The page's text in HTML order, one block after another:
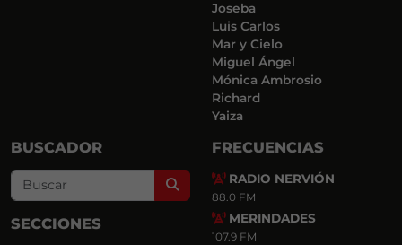
Joseba
Luis Carlos
Mar y Cielo
Miguel Ángel
Mónica Ambrosio
Richard
Yaiza
BUSCADOR
Search
SECCIONES
FRECUENCIAS
RADIO NERVIÓN
88.0 FM
MERINDADES
107.9 FM